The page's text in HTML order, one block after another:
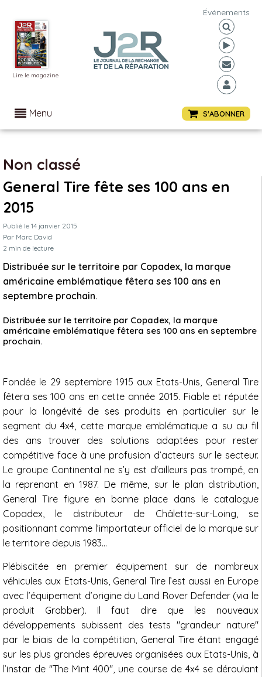
Lire le magazine
Événements
Menu S'ABONNER
Non classé
General Tire fête ses 100 ans en
2015
Publié le 14 janvier 2015
Par Marc David
2 min de lecture
Distribuée sur le territoire par Copadex, la marque
américaine emblématique fêtera ses 100 ans en
septembre prochain.
Distribuée sur le territoire par Copadex, la marque
américaine emblématique fêtera ses 100 ans en septembre
prochain.
Fondée le 29 septembre 1915 aux Etats-Unis, General Tire
fêtera ses 100 ans en cette année 2015. Fiable et réputée
pour la longévité de ses produits en particulier sur le
segment du 4x4, cette marque emblématique a su au fil
des ans trouver des solutions adaptées pour rester
compétitive face à une profusion d’acteurs sur le secteur.
Le groupe Continental ne s’y est d'ailleurs pas trompé, en
la reprenant en 1987. De même, sur le plan distribution,
General Tire figure en bonne place dans le catalogue
Copadex, le distributeur de Châlette-sur-Loing, se
positionnant comme l’importateur officiel de la marque sur
le territoire depuis 1983…
Plébiscitée en premier équipement sur de nombreux
véhicules aux Etats-Unis, General Tire l’est aussi en Europe
avec l’équipement d’origine du Land Rover Defender (via le
produit Grabber). Il faut dire que les nouveaux
développements subissent des tests "grandeur nature"
par le biais de la compétition, General Tire étant engagé
sur les plus grandes épreuves organisées aux Etats-Unis, à
l’instar de "The Mint 400", une course de 4x4 se déroulant